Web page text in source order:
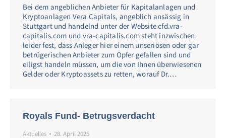
Bei dem angeblichen Anbieter für Kapitalanlagen und
Kryptoanlagen Vera Capitals, angeblich ansässig in
Stuttgart und handelnd unter der Website cfd.vra-
capitalis.com und vra-capitalis.com steht inzwischen
leider fest, dass Anleger hier einem unseriösen oder gar
betrügerischen Anbieter zum Opfer gefallen sind und
eiligst handeln müssen, um die von Ihnen überwiesenen
Gelder oder Kryptoassets zu retten, worauf Dr.…
Royals Fund- Betrugsverdacht
Aktuelles 28. April 2025